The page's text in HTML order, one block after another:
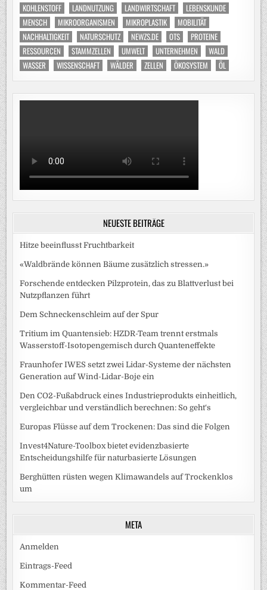
KOHLENSTOFF LANDNUTZUNG LANDWIRTSCHAFT
LEBENSKUNDE
MENSCH
MIKROORGANISMEN MIKROPLASTIK
MOBILITÄT
NACHHALTIGKEIT
NATURSCHUTZ NEWZS.DE OTS
PROTEINE
RESSOURCEN
STAMMZELLEN UMWELT UNTERNEHMEN
WALD
WASSER
WISSENSCHAFT WÄLDER ZELLEN ÖKOSYSTEM ÖL
NEUESTE BEITRÄGE
Hitze beeinflusst Fruchtbarkeit
«Waldbrände können Bäume zusätzlich stressen.»
Forschende entdecken Pilzprotein, das zu Blattverlust bei
Nutzpflanzen führt
Dem Schneckenschleim auf der Spur
Tritium im Quantensieb: HZDR-Team trennt erstmals
Wasserstoff-Isotopengemisch durch Quanteneffekte
Fraunhofer IWES setzt zwei Lidar-Systeme der nächsten
Generation auf Wind-Lidar-Boje ein
Den CO2-Fußabdruck eines Industrieprodukts einheitlich,
vergleichbar und verständlich berechnen: So geht‘s
Europas Flüsse auf dem Trockenen: Das sind die Folgen
Invest4Nature-Toolbox bietet evidenzbasierte
Entscheidungshilfe für naturbasierte Lösungen
Berghütten rüsten wegen Klimawandels auf Trockenklos
um
META
Anmelden
Eintrags-Feed
Kommentar-Feed